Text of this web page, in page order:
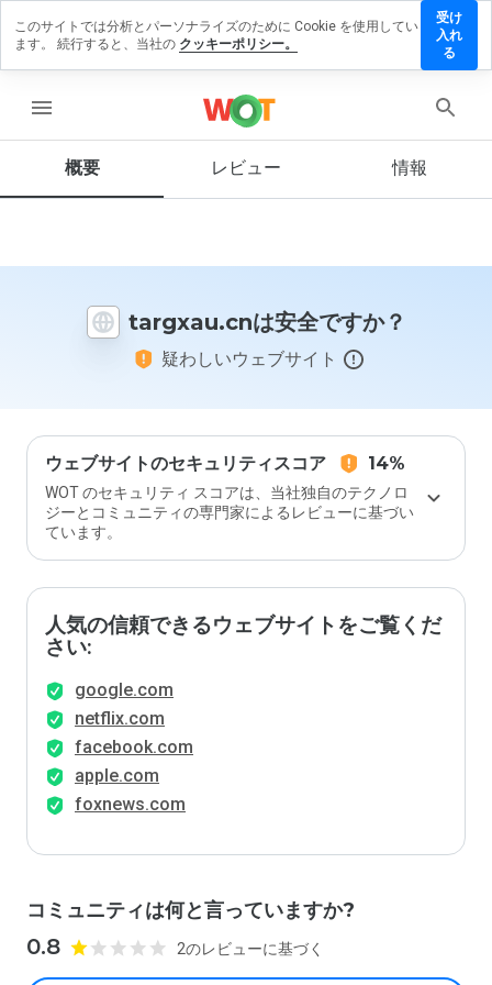
menu
概要 レビュー 情報
targxau.cnは安全ですか？
疑わしいウェブサイト
ウェブサイトのセキュリティスコア 14%
WOT のセキュリティ スコアは、当社独自のテクノロ
ジーとコミュニティの専門家によるレビューに基づい
ています。
人気の信頼できるウェブサイトをご覧くだ
さい:
google.com
netflix.com
facebook.com
apple.com
foxnews.com
コミュニティは何と言っていますか?
0.8 2のレビューに基づく
ビュ
残す
この
イト
価し
ます
か？
このサイトでは分析とパーソナライズのために Cookie を使用してい
ます。 続行すると、当社の クッキーポリシー。
受け
入れ
る